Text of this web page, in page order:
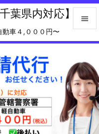
葉県内対応】
車４,０００円〜



サイド

前へ

次へ